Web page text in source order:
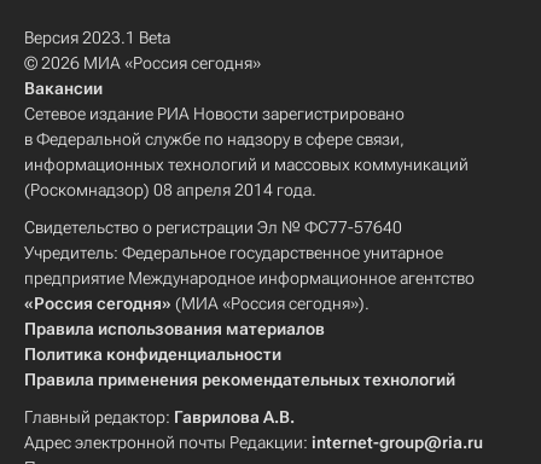
Версия 2023.1 Beta
© 2026 МИА «Россия сегодня»
Вакансии
Сетевое издание РИА Новости зарегистрировано
в Федеральной службе по надзору в сфере связи,
информационных технологий и массовых коммуникаций
(Роскомнадзор) 08 апреля 2014 года.
Свидетельство о регистрации Эл № ФС77-57640
Учредитель: Федеральное государственное унитарное
предприятие Международное информационное агентство
«Россия сегодня» (МИА «Россия сегодня»).
Правила использования материалов
Политика конфиденциальности
Правила применения рекомендательных технологий
Главный редактор: Гаврилова А.В.
Адрес электронной почты Редакции: internet-group@ria.ru